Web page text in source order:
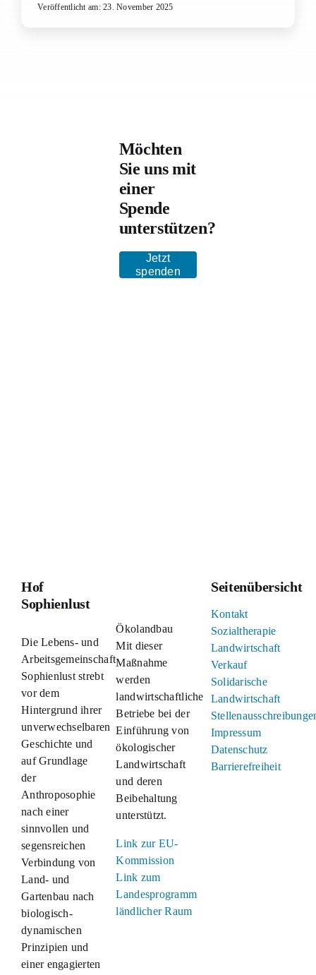
Veröffentlicht am: 23. November 2025
Möchten
Sie uns mit
einer
Spende
unterstützen?
Jetzt
spenden
Hof
Sophienlust
Die Lebens- und
Arbeitsgemeinschaft
Sophienlust strebt
vor dem
Hintergrund ihrer
unverwechselbaren
Geschichte und
auf Grundlage
der
Anthroposophie
nach einer
sinnvollen und
segensreichen
Verbindung von
Land- und
Gartenbau nach
biologisch-
dynamischen
Prinzipien und
einer engagierten
Ökolandbau
Mit dieser
Maßnahme
werden
landwirtschaftliche
Betriebe bei der
Einführung von
ökologischer
Landwirtschaft
und deren
Beibehaltung
unterstützt.
Link zur EU-
Kommission
Link zum
Landesprogramm
ländlicher Raum
Seitenübersicht
Kontakt
Sozialtherapie
Landwirtschaft
Verkauf
Solidarische
Landwirtschaft
Impressum
Datenschutz
Barrierefreiheit